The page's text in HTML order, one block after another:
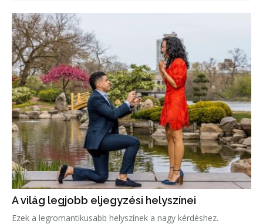
A világ legjobb eljegyzési helyszínei
Ezek a legromantikusabb helyszínek a nagy kérdéshez.